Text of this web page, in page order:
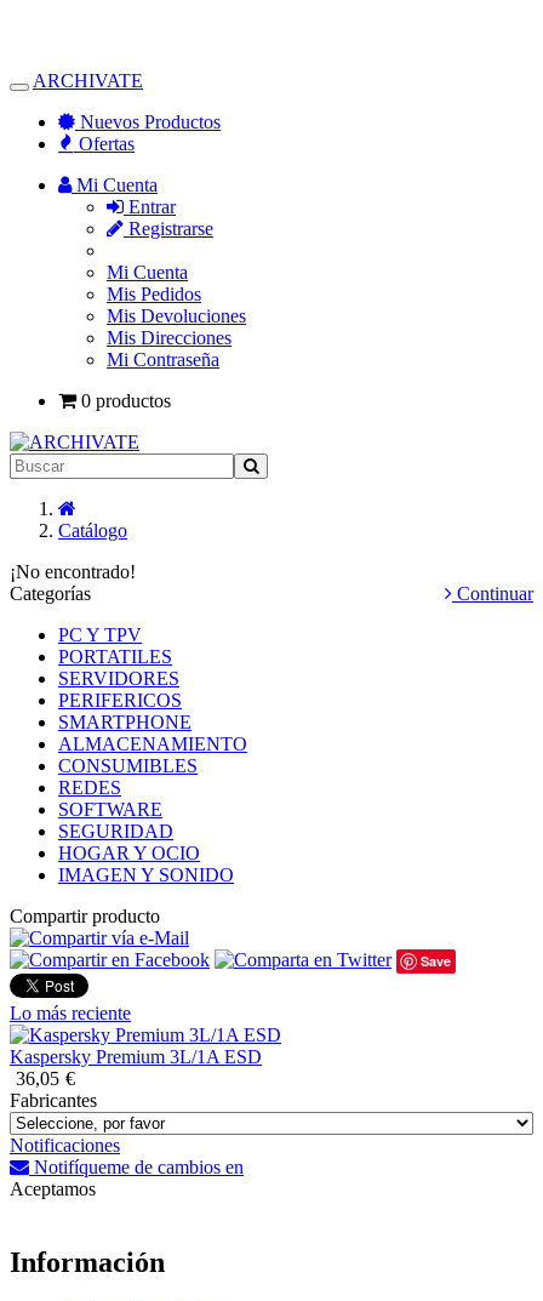
Alternar
Navegación
ARCHIVATE
Nuevos Productos
Ofertas
Mi Cuenta
Entrar
Registrarse
Mi Cuenta
Mis Pedidos
Mis Devoluciones
Mis Direcciones
Mi Contraseña
0 productos
Catálogo
¡No encontrado!
Continuar
Categorías
PC Y TPV
PORTATILES
SERVIDORES
PERIFERICOS
SMARTPHONE
ALMACENAMIENTO
CONSUMIBLES
REDES
SOFTWARE
SEGURIDAD
HOGAR Y OCIO
IMAGEN Y SONIDO
Compartir producto
Save
Lo más reciente
Kaspersky Premium 3L/1A ESD
36,05 €
Fabricantes
Notificaciones
Notifíqueme de cambios en
Aceptamos
Información